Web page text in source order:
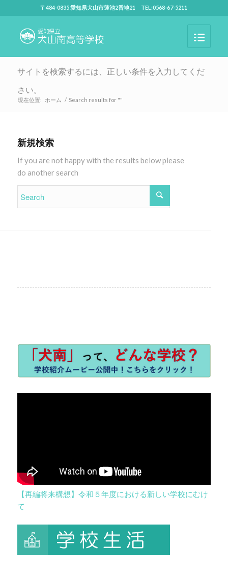
〒484-0835 愛知県犬山市蓮池2番地21 TEL:0568-67-5211
サイトを検索するには、正しい条件を入力してくだ
さい。
現在位置: ホーム / Search results for ""
新規検索
If you are not happy with the results below please
do another search
【再編将来構想】令和５年度における新しい学校にむけ
て